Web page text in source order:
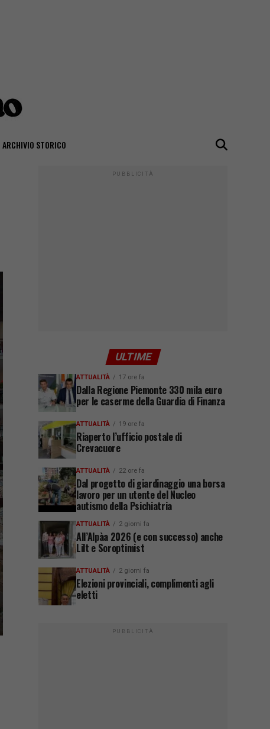
ARCHIVIO STORICO
PUBBLICITÀ
ULTIME
ATTUALITÀ 17 ore fa
Dalla Regione Piemonte 330 mila euro
per le caserme della Guardia di Finanza
ATTUALITÀ 19 ore fa
Riaperto l’ufficio postale di
Crevacuore
ATTUALITÀ 22 ore fa
Dal progetto di giardinaggio una borsa
lavoro per un utente del Nucleo
autismo della Psichiatria
ATTUALITÀ 2 giorni fa
All’Alpàa 2026 (e con successo) anche
Lilt e Soroptimist
ATTUALITÀ 2 giorni fa
Elezioni provinciali, complimenti agli
eletti
PUBBLICITÀ